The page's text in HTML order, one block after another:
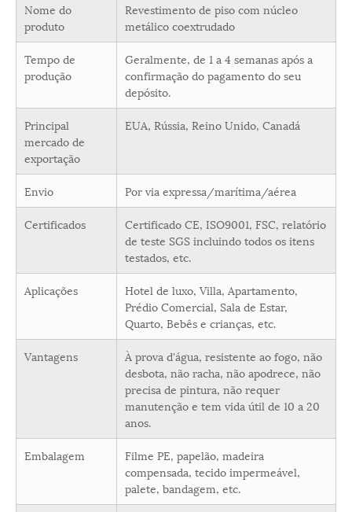
Nome do
produto
Revestimento de piso com núcleo
metálico coextrudado
Tempo de
produção
Geralmente, de 1 a 4 semanas após a
confirmação do pagamento do seu
depósito.
Principal
mercado de
exportação
EUA, Rússia, Reino Unido, Canadá
Envio
Por via expressa/marítima/aérea
Certificados
Certificado CE, ISO9001, FSC, relatório
de teste SGS incluindo todos os itens
testados, etc.
Aplicações
Hotel de luxo, Villa, Apartamento,
Prédio Comercial, Sala de Estar,
Quarto, Bebês e crianças, etc.
Vantagens
À prova d'água, resistente ao fogo, não
desbota, não racha, não apodrece, não
precisa de pintura, não requer
manutenção e tem vida útil de 10 a 20
anos.
Embalagem
Filme PE, papelão, madeira
compensada, tecido impermeável,
palete, bandagem, etc.